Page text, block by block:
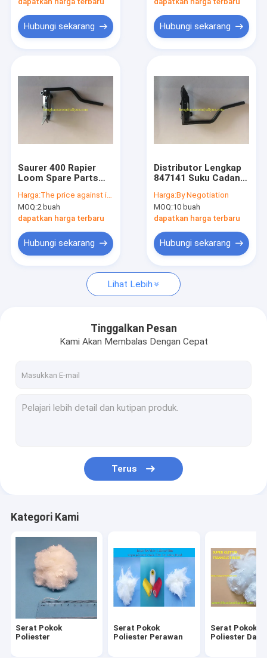
Tentang kita
Berita
Semua Kasus
Serat Pokok Poliester
Serat Pokok Poliester Daur Ulang
Suku Cadang Alat Tenun Sulzer
Poliester Tahan Api
Poliester Dicelup Dope
Serat Sintetis Poliester
Bagian Alat Tenun Airjet
Suku Cadang Pemintalan Ujung Terbuka
Hubungi sekarang Hubungi sekarang
Saurer 400 Rapier
Loom Spare Parts
Terlengkap
Harga:The price against inquiry
MOQ:2 buah
dapatkan harga terbaru
Hubungi sekarang
Distributor Lengkap
847141 Suku Cadang
Saurer S500
Harga:By Negotiation
MOQ:10 buah
dapatkan harga terbaru
Hubungi sekarang
Lihat Lebih
Tinggalkan Pesan
Kami Akan Membalas Dengan Cepat
Terus
Kategori Kami
Serat Pokok
Poliester
Serat Pokok
Poliester Perawan
Serat Pokok
Poliester Daur